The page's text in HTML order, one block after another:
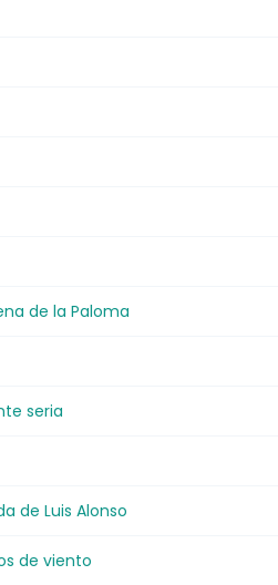
de la Paloma
seria
de Luis Alonso
de viento